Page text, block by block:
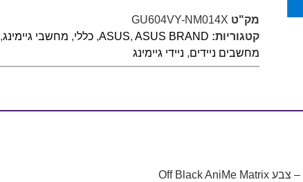
מק"ט GU604VY-NM014X
קטגוריות:
ASUS, ASUS BRAND
, כללי, מחשבי גיימינג,
מחשבים ניידים, ניידי גיימינג